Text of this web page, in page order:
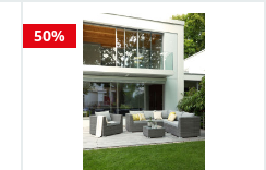
50%